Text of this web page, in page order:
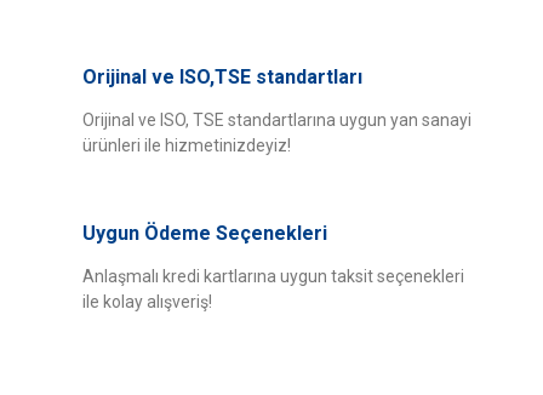
Ürün bilgilerinde hatalar bulunuyor.
Ürün fiyatı diğer sitelerden daha pahalı.
Bu ürüne benzer farklı alternatifler olmalı.
Orijinal ve ISO,TSE standartları
Orijinal ve ISO, TSE standartlarına uygun yan sanayi
ürünleri ile hizmetinizdeyiz!
Uygun Ödeme Seçenekleri
Anlaşmalı kredi kartlarına uygun taksit seçenekleri
ile kolay alışveriş!